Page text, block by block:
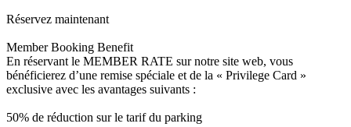
Réservez maintenant
Member Booking Benefit
En réservant le MEMBER RATE sur notre site web, vous
bénéficierez d’une remise spéciale et de la « Privilege Card »
exclusive avec les avantages suivants :
50% de réduction sur le tarif du parking